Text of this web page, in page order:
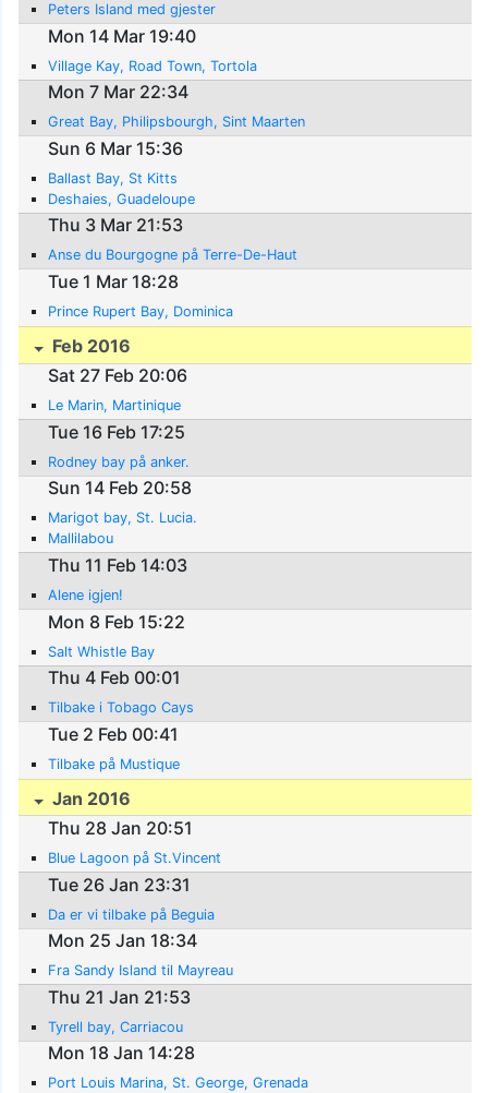
Peters Island med gjester
Mon 14 Mar 19:40
Village Kay, Road Town, Tortola
Mon 7 Mar 22:34
Great Bay, Philipsbourgh, Sint Maarten
Sun 6 Mar 15:36
Ballast Bay, St Kitts
Deshaies, Guadeloupe
Thu 3 Mar 21:53
Anse du Bourgogne på Terre-De-Haut
Tue 1 Mar 18:28
Prince Rupert Bay, Dominica
Feb 2016
Sat 27 Feb 20:06
Le Marin, Martinique
Tue 16 Feb 17:25
Rodney bay på anker.
Sun 14 Feb 20:58
Marigot bay, St. Lucia.
Mallilabou
Thu 11 Feb 14:03
Alene igjen!
Mon 8 Feb 15:22
Salt Whistle Bay
Thu 4 Feb 00:01
Tilbake i Tobago Cays
Tue 2 Feb 00:41
Tilbake på Mustique
Jan 2016
Thu 28 Jan 20:51
Blue Lagoon på St.Vincent
Tue 26 Jan 23:31
Da er vi tilbake på Beguia
Mon 25 Jan 18:34
Fra Sandy Island til Mayreau
Thu 21 Jan 21:53
Tyrell bay, Carriacou
Mon 18 Jan 14:28
Port Louis Marina, St. George, Grenada